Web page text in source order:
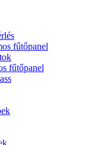
fűtőpanel
fűtőpanel